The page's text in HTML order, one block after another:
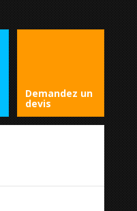
Demandez un
devis